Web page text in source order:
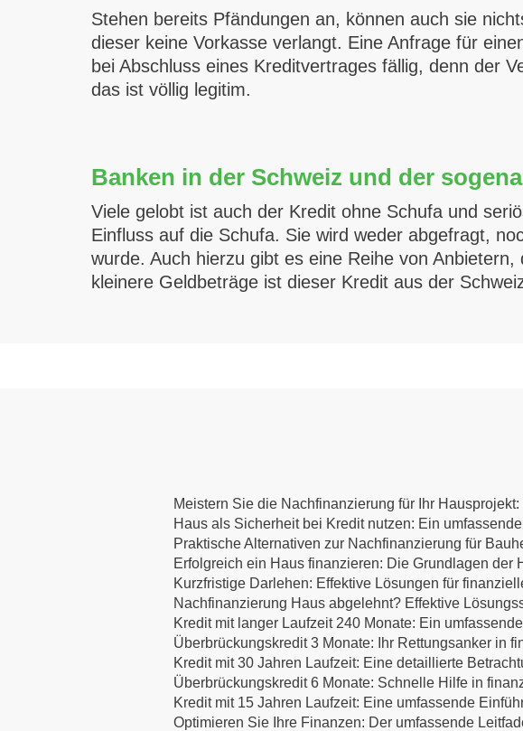
Stehen bereits Pfändungen an, können auch sie
dieser keine Vorkasse verlangt. Eine Anfrage für
bei Abschluss eines Kreditvertrages fällig, denn der
das ist völlig legitim.
Banken in der Schweiz und der
Viele gelobt ist auch der Kredit ohne Schufa und
Einfluss auf die Schufa. Sie wird weder abgefragt,
wurde. Auch hierzu gibt es eine Reihe von
kleinere Geldbeträge ist dieser Kredit aus der
Meistern Sie die Nachfinanzierung für Ihr
Haus als Sicherheit bei Kredit nutzen: Ein
Praktische Alternativen zur Nachfinanzierung für
Erfolgreich ein Haus finanzieren: Die Grundlagen der
Kurzfristige Darlehen: Effektive Lösungen für
Nachfinanzierung Haus abgelehnt? Effektive
Kredit mit langer Laufzeit 240 Monate: Ein
Überbrückungskredit 3 Monate: Ihr Rettungsanker in
Kredit mit 30 Jahren Laufzeit: Eine detaillierte
Überbrückungskredit 6 Monate: Schnelle Hilfe in
Kredit mit 15 Jahren Laufzeit: Eine umfassende
Optimieren Sie Ihre Finanzen: Der umfassende